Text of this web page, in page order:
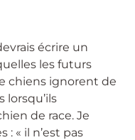
écrire un
les futurs
chiens ignorent de
de race. Je
« il n’est pas